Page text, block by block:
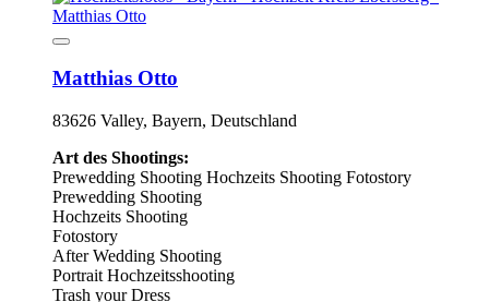
Matthias Otto
83626 Valley, Bayern, Deutschland
Art des Shootings:
Prewedding Shooting Hochzeits Shooting Fotostory
Prewedding Shooting
Hochzeits Shooting
Fotostory
After Wedding Shooting
Portrait Hochzeitsshooting
Trash your Dress